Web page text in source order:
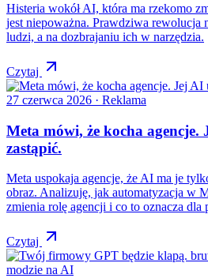
Histeria wokół AI, która ma rzekomo
jest niepoważna. Prawdziwa rewolucja
ludzi, a na dozbrajaniu ich w narzędzia.
Czytaj
27 czerwca 2026 · Reklama
Meta mówi, że kocha agencje.
zastąpić.
Meta uspokaja agencje, że AI ma je
obraz. Analizuję, jak automatyzacja w
zmienia rolę agencji i co to oznacza dla
Czytaj